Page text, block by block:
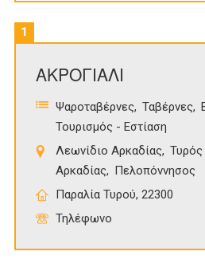
1
ΑΚΡΟΓΙΑΛΙ
Ψαροταβέρνες Ταβέρνες
Τουρισμός - Εστίαση
Λεωνίδιο Αρκαδίας
Τυρός
Αρκαδίας
Πελοπόννησος
Παραλία Τυρού, 22300
Τηλέφωνο